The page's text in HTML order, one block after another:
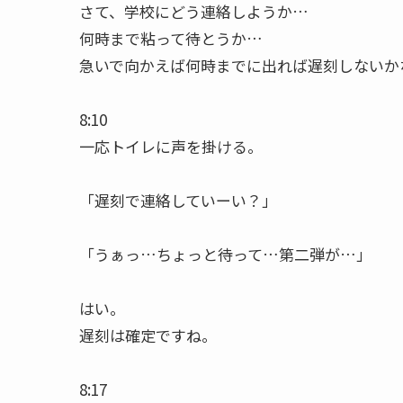
さて、学校にどう連絡しようか…
何時まで粘って待とうか…
急いで向かえば何時までに出れば遅刻しない
8:10
一応トイレに声を掛ける。
「遅刻で連絡していーい？」
「うぁっ…ちょっと待って…第二弾が…」
はい。
遅刻は確定ですね。
8:17